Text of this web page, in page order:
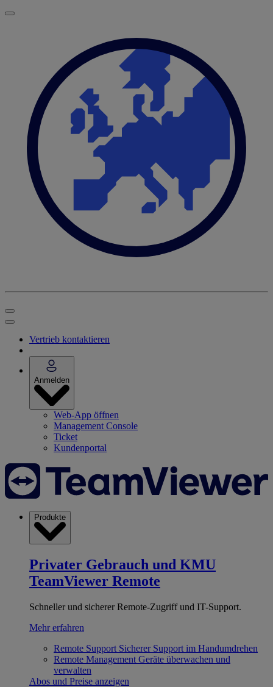
Vertrieb kontaktieren
Anmelden
Web-App öffnen
Management Console
Ticket
Kundenportal
Produkte
Privater Gebrauch und KMU
TeamViewer Remote
Schneller und sicherer Remote-Zugriff und IT-Support.
Mehr erfahren
Remote Support Sicherer Support im Handumdrehen
Remote Management Geräte überwachen und
verwalten
Abos und Preise anzeigen